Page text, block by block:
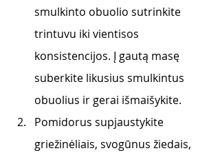
smulkinto obuolio sutrinkite
trintuvu iki vientisos
konsistencijos. Į gautą masę
suberkite likusius smulkintus
obuolius ir gerai išmaišykite.
Pomidorus supjaustykite
griežinėliais, svogūnus žiedais,